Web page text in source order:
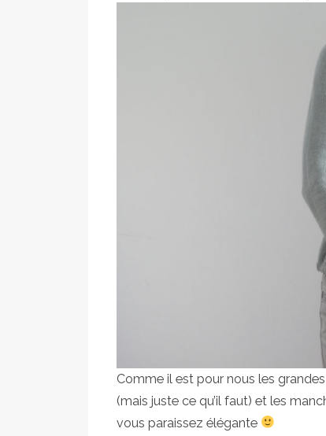
Comme il est pour nous les
(mais juste ce qu’il faut) et les
vous paraissez élégante